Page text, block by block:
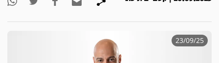
23/09/25